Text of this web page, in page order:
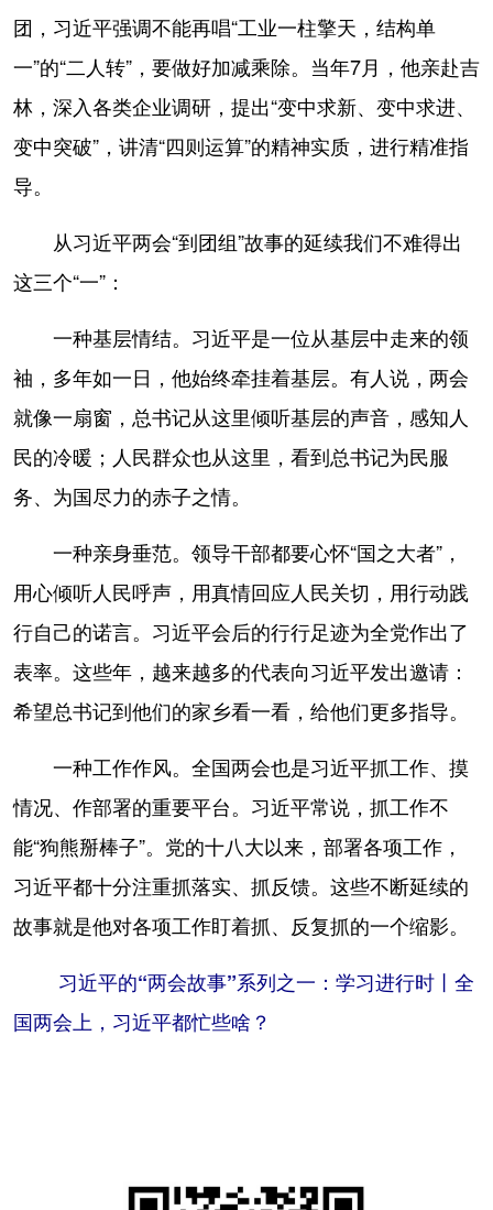
团，习近平强调不能再唱“工业一柱擎天，结构单
一”的“二人转”，要做好加减乘除。当年7月，他亲赴吉
林，深入各类企业调研，提出“变中求新、变中求进、
变中突破”，讲清“四则运算”的精神实质，进行精准指
导。
从习近平两会“到团组”故事的延续我们不难得出
这三个“一”：
一种基层情结。 习近平是一位从基层中走来的领
袖，多年如一日，他始终牵挂着基层。有人说，两会
就像一扇窗，总书记从这里倾听基层的声音，感知人
民的冷暖；人民群众也从这里，看到总书记为民服
务、为国尽力的赤子之情。
一种亲身垂范。 领导干部都要心怀“国之大者”，
用心倾听人民呼声，用真情回应人民关切，用行动践
行自己的诺言。习近平会后的行行足迹为全党作出了
表率。这些年，越来越多的代表向习近平发出邀请：
希望总书记到他们的家乡看一看，给他们更多指导。
一种工作作风。 全国两会也是习近平抓工作、摸
情况、作部署的重要平台。习近平常说，抓工作不
能“狗熊掰棒子”。党的十八大以来，部署各项工作，
习近平都十分注重抓落实、抓反馈。这些不断延续的
故事就是他对各项工作盯着抓、反复抓的一个缩影。
习近平的“两会故事”系列之一： 学习进行时丨全
国两会上，习近平都忙些啥？